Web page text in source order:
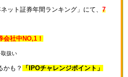
ット証券年間ランキング」にて、 7
会社中NO,1！
扱い
かも？ 「IPOチャレンジポイント」